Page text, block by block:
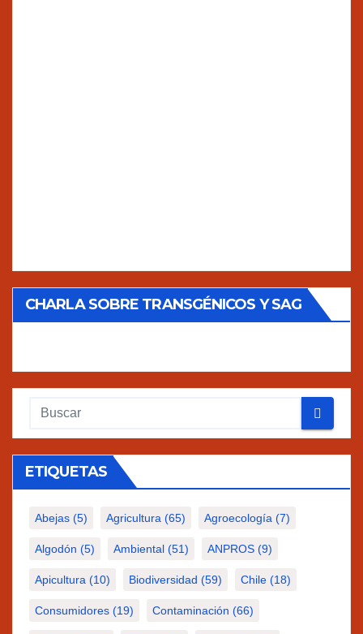
CHARLA SOBRE TRANSGÉNICOS Y SAG
ETIQUETAS
Abejas (5) Agricultura (65) Agroecología (7)
Algodón (5) Ambiental (51) ANPROS (9)
Apicultura (10) Biodiversidad (59) Chile (18)
Consumidores (19) Contaminación (66)